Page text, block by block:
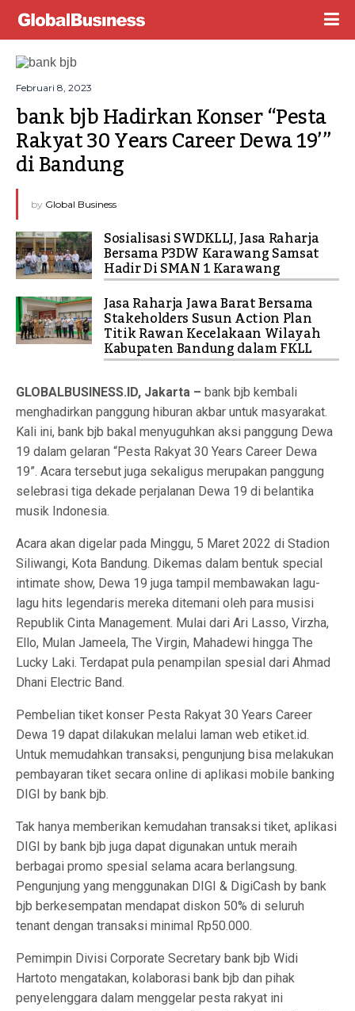
Februari 8, 2023
bank bjb Hadirkan Konser “Pesta
Rakyat 30 Years Career Dewa 19’”
di Bandung
by Global Business
Sosialisasi SWDKLLJ, Jasa Raharja
Bersama P3DW Karawang Samsat
Hadir Di SMAN 1 Karawang
Jasa Raharja Jawa Barat Bersama
Stakeholders Susun Action Plan
Titik Rawan Kecelakaan Wilayah
Kabupaten Bandung dalam FKLL
GLOBALBUSINESS.ID, Jakarta – bank bjb kembali
menghadirkan panggung hiburan akbar untuk masyarakat.
Kali ini, bank bjb bakal menyuguhkan aksi panggung Dewa
19 dalam gelaran “Pesta Rakyat 30 Years Career Dewa
19”. Acara tersebut juga sekaligus merupakan panggung
selebrasi tiga dekade perjalanan Dewa 19 di belantika
musik Indonesia.
Acara akan digelar pada Minggu, 5 Maret 2022 di Stadion
Siliwangi, Kota Bandung. Dikemas dalam bentuk special
intimate show, Dewa 19 juga tampil membawakan lagu-
lagu hits legendaris mereka ditemani oleh para musisi
Republik Cinta Management. Mulai dari Ari Lasso, Virzha,
Ello, Mulan Jameela, The Virgin, Mahadewi hingga The
Lucky Laki. Terdapat pula penampilan spesial dari Ahmad
Dhani Electric Band.
Pembelian tiket konser Pesta Rakyat 30 Years Career
Dewa 19 dapat dilakukan melalui laman web etiket.id.
Untuk memudahkan transaksi, pengunjung bisa melakukan
pembayaran tiket secara online di aplikasi mobile banking
DIGI by bank bjb.
Tak hanya memberikan kemudahan transaksi tiket, aplikasi
DIGI by bank bjb juga dapat digunakan untuk meraih
berbagai promo spesial selama acara berlangsung.
Pengunjung yang menggunakan DIGI & DigiCash by bank
bjb berkesempatan mendapat diskon 50% di seluruh
tenant dengan transaksi minimal Rp50.000.
Pemimpin Divisi Corporate Secretary bank bjb Widi
Hartoto mengatakan, kolaborasi bank bjb dan pihak
penyelenggara dalam menggelar pesta rakyat ini